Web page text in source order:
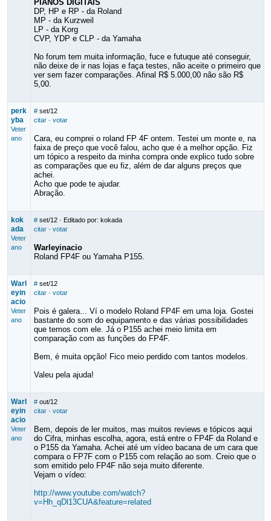
PIANOS DIGITAIS
DP, HP e RP - da Roland
MP - da Kurzweil
LP - da Korg
CVP, YDP e CLP - da Yamaha
No forum tem muita informação, fuce e futuque até conseguir,
não deixe de ir nas lojas e faça testes, não aceite o primeiro que
ver sem fazer comparações. Afinal R$ 5.000,00 não são R$
5,00.
perk
yba
Veter
ano
# set/12
citar· votar
Cara, eu comprei o roland FP 4F ontem. Testei um monte e, na
faixa de preço que você falou, acho que é a melhor opção. Fiz
um tópico a respeito da minha compra onde explico tudo sobre
as comparações que eu fiz, além de dar alguns preços que
achei.
Acho que pode te ajudar.
Abração.
kok
ada
Veter
ano
# set/12· Editado por: kokada
citar· votar
Warleyinacio
Roland FP4F ou Yamaha P155.
Warl
eyin
acio
Veter
ano
# set/12
citar· votar
Pois é galera... Ví o modelo Roland FP4F em uma loja. Gostei
bastante do som do equipamento e das várias possibilidades
que temos com ele. Já o P155 achei meio limita em
comparação com as funções do FP4F.
Bem, é muita opção! Fico meio perdido com tantos modelos.
Valeu pela ajuda!
Warl
eyin
acio
Veter
ano
# out/12
citar· votar
Bem, depois de ler muitos, mas muitos reviews e tópicos aqui
do Cifra, minhas escolha, agora, está entre o FP4F da Roland e
o P155 da Yamaha. Achei até um vídeo bacana de um cara que
compara o FP7F com o P155 com relação ao som. Creio que o
som emitido pelo FP4F não seja muito diferente.
Vejam o vídeo:
http://www.youtube.com/watch?
v=Hh_qDl13CUA&feature=related